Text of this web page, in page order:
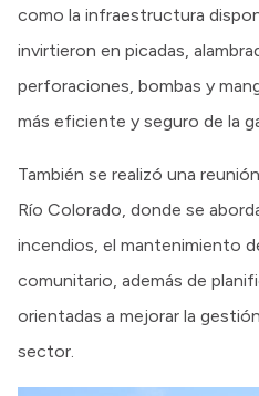
como la infraestructura
invirtieron en picadas,
perforaciones, bombas y
más eficiente y seguro de la
También se realizó una
Río Colorado, donde se
incendios, el mantenimiento
comunitario, además de
orientadas a mejorar la
sector.